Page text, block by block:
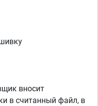
вносит
в считанный файл, в